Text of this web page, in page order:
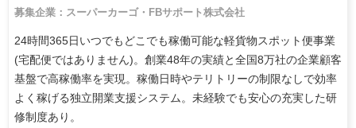
募集企業：スーパーカーゴ・FBサポート株式会社
24時間365日いつでもどこでも稼働可能な軽貨物スポット便事業
(宅配便ではありません)。創業48年の実績と全国8万社の企業顧客
基盤で高稼働率を実現。稼働日時やテリトリーの制限なしで効率
よく稼げる独立開業支援システム。未経験でも安心の充実した研
修制度あり。